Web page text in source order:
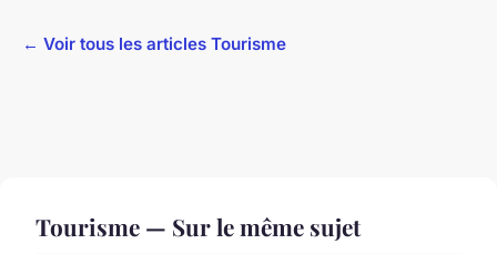
← Voir tous les articles Tourisme
Tourisme — Sur le même sujet